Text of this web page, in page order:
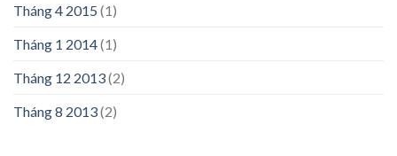
Tháng 4 2015 (1)
Tháng 1 2014(1)
Tháng 12 2013(2)
Tháng 8 2013(2)